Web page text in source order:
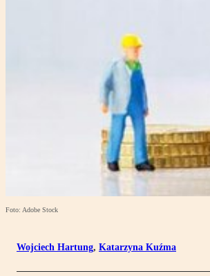
Foto: Adobe Stock
Wojciech Hartung, Katarzyna Kuźma